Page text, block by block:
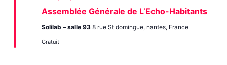
Assemblée Générale de L’Echo-Habitants
avant
Solilab – salle 93 8 rue St domingue, nantes, France
Gratuit